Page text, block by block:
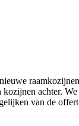
achter.
van de